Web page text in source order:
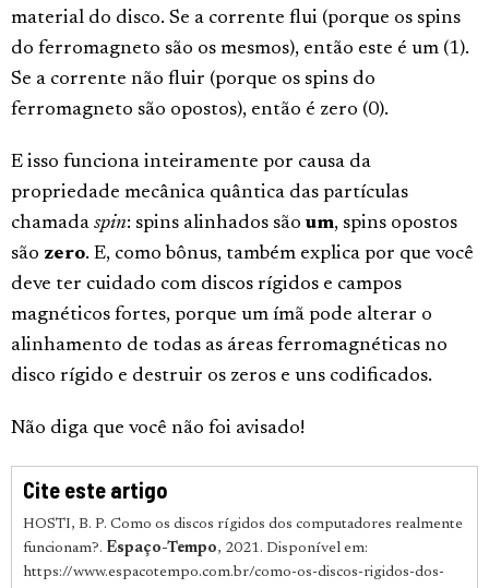
material do disco. Se a corrente flui (porque os spins
do ferromagneto são os mesmos), então este é um (1).
Se a corrente não fluir (porque os spins do
ferromagneto são opostos), então é zero (0).
E isso funciona inteiramente por causa da
propriedade mecânica quântica das partículas
chamada spin: spins alinhados sãoum, spins opostos
são zero. E, como bônus, também explica por que você
deve ter cuidado com discos rígidos e campos
magnéticos fortes, porque um ímã pode alterar o
alinhamento de todas as áreas ferromagnéticas no
disco rígido e destruir os zeros e uns codificados.
Não diga que você não foi avisado!
Cite este artigo
HOSTI, B. P. Como os discos rígidos dos computadores realmente
funcionam?. Espaço-Tempo, 2021. Disponível em:
https://www.espacotempo.com.br/como-os-discos-rigidos-dos-